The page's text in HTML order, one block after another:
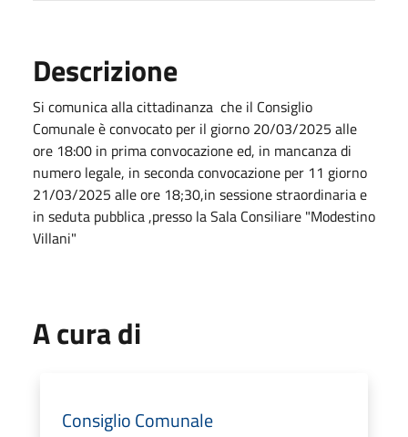
Descrizione
Si comunica alla cittadinanza che il Consiglio
Comunale è convocato per il giorno 20/03/2025 alle
ore 18:00 in prima convocazione ed, in mancanza di
numero legale, in seconda convocazione per 11 giorno
21/03/2025 alle ore 18;30,in sessione straordinaria e
in seduta pubblica ,presso la Sala Consiliare "Modestino
Villani"
A cura di
Consiglio Comunale